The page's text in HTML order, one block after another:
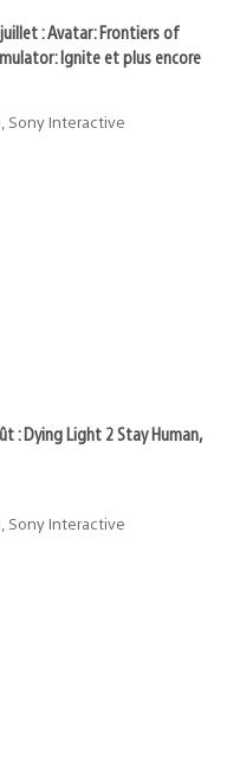
: Avatar: Frontiers of
Ignite et plus encore
Sony Interactive
: Dying Light 2 Stay Human,
Sony Interactive